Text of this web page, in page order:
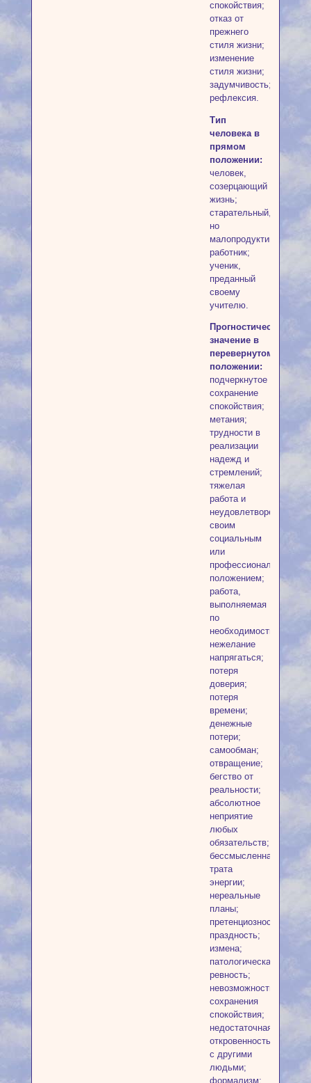
спокойствия;
отказ от
прежнего
стиля жизни;
изменение
стиля жизни;
задумчивость;
рефлексия.
Тип
человека в
прямом
положении:
человек,
созерцающий
жизнь;
старательный,
но
малопродуктивный
работник;
ученик,
преданный
своему
учителю.
Прогностическое
значение в
перевернутом
положении:
подчеркнутое
сохранение
спокойствия;
метания;
трудности в
реализации
надежд и
стремлений;
тяжелая
работа и
неудовлетворенность
своим
социальным
или
профессиональным
положением;
работа,
выполняемая
по
необходимости;
нежелание
напрягаться;
потеря
доверия;
потеря
времени;
денежные
потери;
самообман;
отвращение;
бегство от
реальности;
абсолютное
неприятие
любых
обязательств;
бессмысленная
трата
энергии;
нереальные
планы;
претенциозность;
праздность;
измена;
патологическая
ревность;
невозможность
сохранения
спокойствия;
недостаточная
откровенность
с другими
людьми;
формализм;